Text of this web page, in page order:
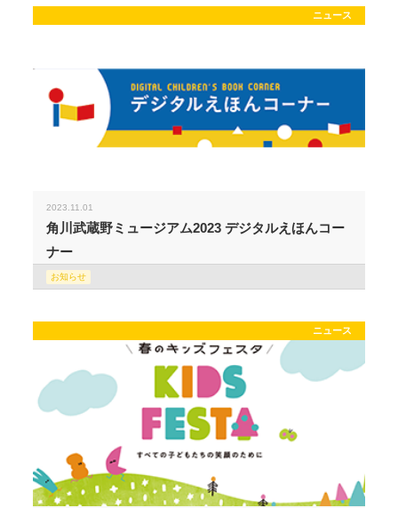
ニュース
2023.11.01
角川武蔵野ミュージアム2023 デジタルえほんコー
ナー
お知らせ
ニュース